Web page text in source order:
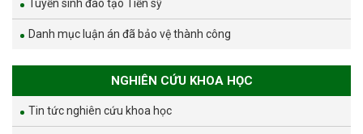
Tuyển sinh đào tạo Tiến sỹ
Danh mục luận án đã bảo vệ thành công
NGHIÊN CỨU KHOA HỌC
Tin tức nghiên cứu khoa học